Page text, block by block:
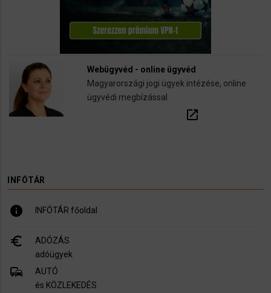
Webügyvéd - online ügyvéd
Magyarországi jogi ügyek intézése, online
ügyvédi megbízással
open_in_new
INFÓTÁR
info INFÓTÁR főoldal
euro_symbol
ADÓZÁS
adóügyek
commute
AUTÓ
és KÖZLEKEDÉS